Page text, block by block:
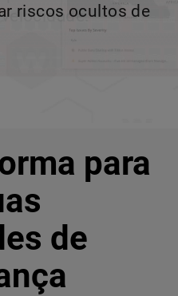
riscos ocultos de
EDR
para
de